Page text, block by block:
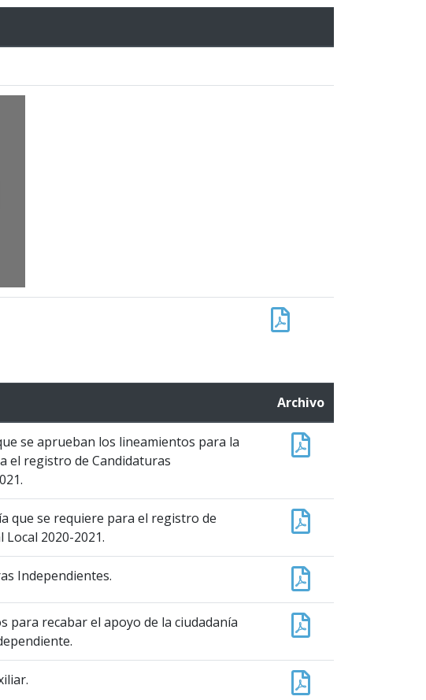
Archivo
se aprueban los lineamientos para la
el registro de Candidaturas
que se requiere para el registro de
2020-2021.
Independientes.
recabar el apoyo de la ciudadanía